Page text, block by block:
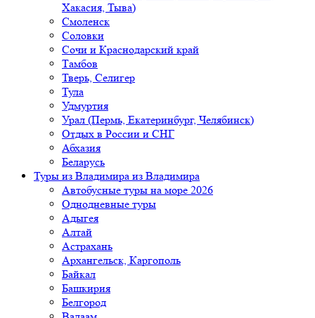
Хакасия, Тыва)
Смоленск
Соловки
Сочи и Краснодарский край
Тамбов
Тверь, Селигер
Тула
Удмуртия
Урал (Пермь, Екатеринбург, Челябинск)
Отдых в России и СНГ
Абхазия
Беларусь
Туры из Владимира из Владимира
Автобусные туры на море 2026
Однодневные туры
Адыгея
Алтай
Астрахань
Архангельск, Каргополь
Байкал
Башкирия
Белгород